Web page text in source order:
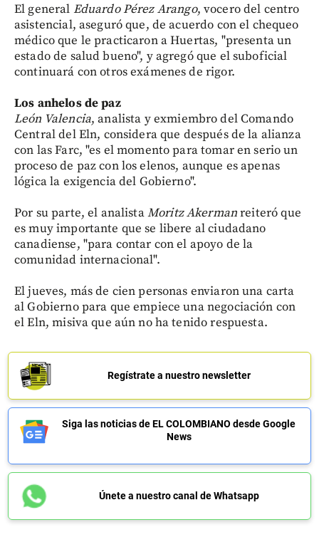
El general Eduardo Pérez Arango, vocero del centro
asistencial, aseguró que, de acuerdo con el chequeo
médico que le practicaron a Huertas, "presenta un
estado de salud bueno", y agregó que el suboficial
continuará con otros exámenes de rigor.
Los anhelos de paz
León Valencia, analista y exmiembro del Comando
Central del Eln, considera que después de la alianza
con las Farc, "es el momento para tomar en serio un
proceso de paz con los elenos, aunque es apenas
lógica la exigencia del Gobierno".
Por su parte, el analistaMoritz Akermanreiteró que
es muy importante que se libere al ciudadano
canadiense, "para contar con el apoyo de la
comunidad internacional".
El jueves, más de cien personas enviaron una carta
al Gobierno para que empiece una negociación con
el Eln, misiva que aún no ha tenido respuesta.
Regístrate a nuestro newsletter
Siga las noticias de EL COLOMBIANO desde Google
News
Únete a nuestro canal de Whatsapp